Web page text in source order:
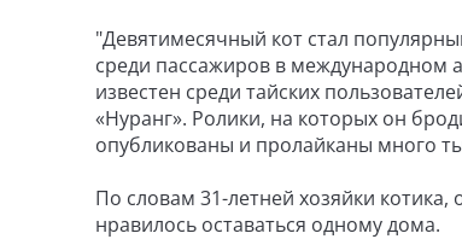
"Девятимесячный кот стал
среди пассажиров в международном
известен среди тайских
«Нуранг». Ролики, на которых он
опубликованы и пролайканы много
По словам 31-летней хозяйки
нравилось оставаться одному дома.